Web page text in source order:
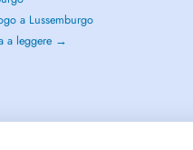
a Lussemburgo
a leggere →